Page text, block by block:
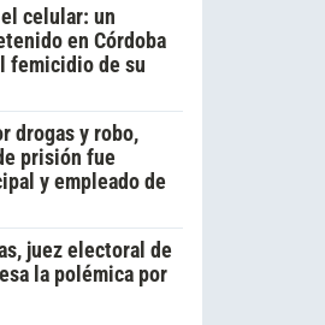
celular: un
en Córdoba
femicidio de su
drogas y robo,
prisión fue
y empleado de
juez electoral de
la polémica por